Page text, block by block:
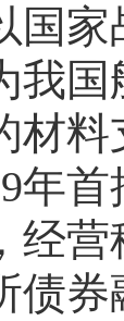
国
我
材
首
经
债